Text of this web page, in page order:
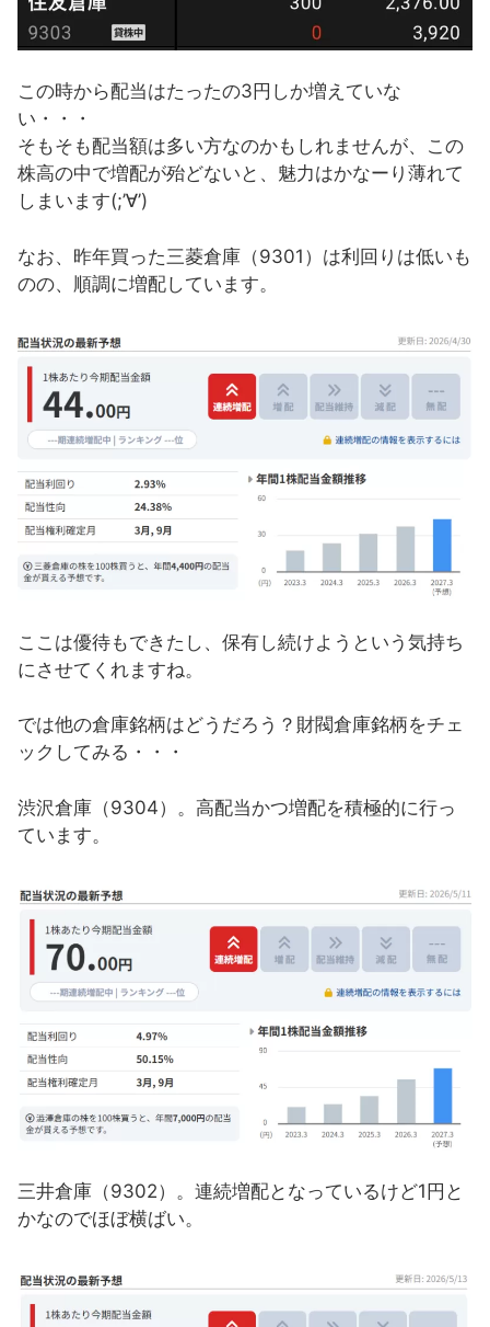
この時から配当はたったの3円しか増えていな
い・・・
そもそも配当額は多い方なのかもしれませんが、この
株高の中で増配が殆どないと、魅力はかなーり薄れて
しまいます(;’∀’)
なお、昨年買った三菱倉庫（9301）は利回りは低いも
のの、順調に増配しています。
ここは優待もできたし、保有し続けようという気持ち
にさせてくれますね。
では他の倉庫銘柄はどうだろう？財閥倉庫銘柄をチェ
ックしてみる・・・
渋沢倉庫（9304）。高配当かつ増配を積極的に行っ
ています。
三井倉庫（9302）。連続増配となっているけど1円と
かなのでほぼ横ばい。